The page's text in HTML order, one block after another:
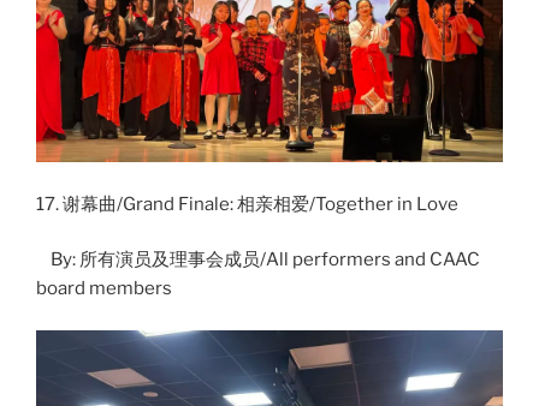
17. 谢幕曲/Grand Finale: 相亲相爱/Together in Love
By: 所有演员及理事会成员/All performers and CAAC
board members